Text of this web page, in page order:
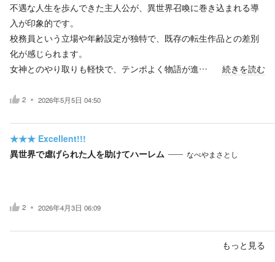
不遇な人生を歩んできた主人公が、異世界召喚に巻き込まれる導
入が印象的です。
校務員という立場や年齢設定が独特で、既存の転生作品との差別
化が感じられます。
女神とのやり取りも軽快で、テンポよく物語が進…
続きを読む
2 2026年5月5日 04:50
★★★ Excellent!!!
異世界で虐げられた人を助けてハーレム
なべやまさとし
2 2026年4月3日 06:09
もっと見る